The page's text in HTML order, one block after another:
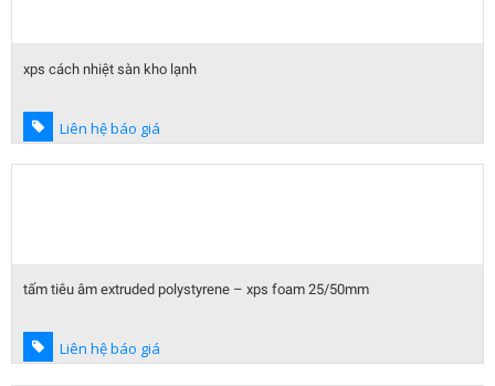
xps cách nhiệt sàn kho lạnh
Liên hệ báo giá
tấm tiêu âm extruded polystyrene – xps foam 25/50mm
Liên hệ báo giá